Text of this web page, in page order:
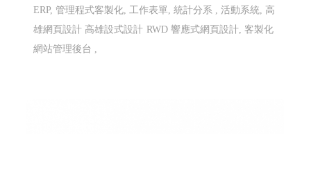
ERP, 管理程式客製化, 工作表單, 統計分系 , 活動系統, 高
雄網頁設計 高雄設式設計 RWD 響應式網頁設計, 客製化
網站管理後台 ,